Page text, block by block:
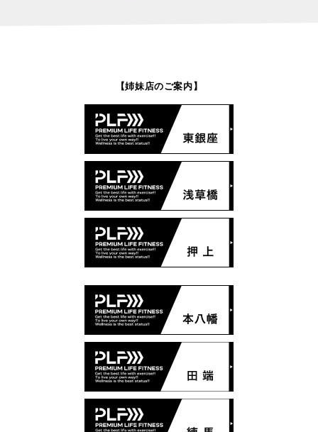
【姉妹店のご案内】